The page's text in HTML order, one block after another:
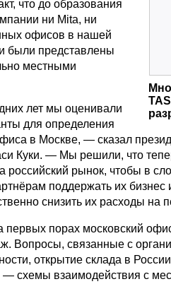
что до образования
ни Mita, ни
офисов в нашей
были представлены
местными
лет мы оценивали
для определения
в Москве, — сказал
Куки. — Мы решили, что
российский рынок, чтобы в
поддержать их бизнес
снизить их расходы на
первых порах московский
Вопросы, связанные с
открытие склада в
— схемы взаимодействия с